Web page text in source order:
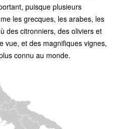
puisque plusieurs
les grecques, les arabes, les
des citronniers, des oliviers et
vue, et des magnifiques vignes,
connu au monde.